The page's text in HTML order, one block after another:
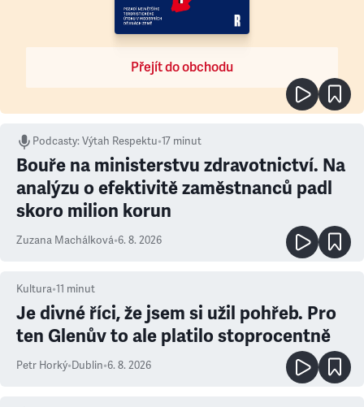
Přejít do obchodu
Podcasty:Výtah Respektu•17 minut
Bouře na ministerstvu zdravotnictví. Na
analýzu o efektivitě zaměstnanců padl
skoro milion korun
Zuzana Machálková•6. 8. 2026
Kultura•11 minut
Je divné říci, že jsem si užil pohřeb. Pro
ten Glenův to ale platilo stoprocentně
Petr Horký•Dublin•6. 8. 2026